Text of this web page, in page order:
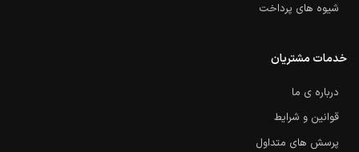
شیوه های پرداخت
خدمات مشتریان
درباره ی ما
قوانین و شرایط
پرسش های متداول